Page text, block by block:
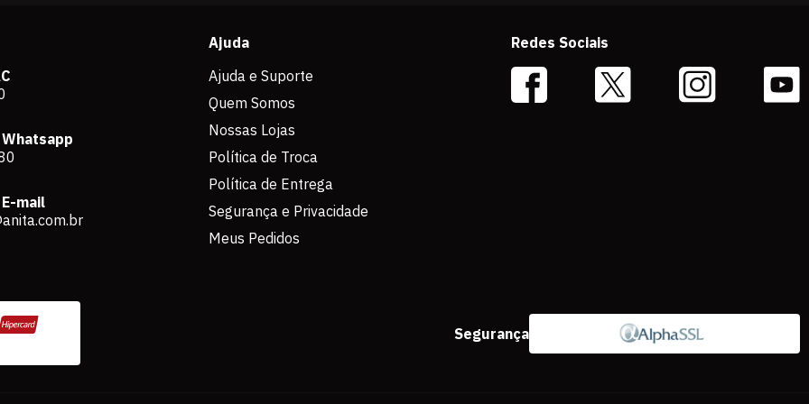
mail
Ajuda
Ajuda e Suporte
Quem Somos
Nossas Lojas
Política de Troca
Política de Entrega
Segurança e Privacidade
Meus Pedidos
Redes Sociais
Segurança